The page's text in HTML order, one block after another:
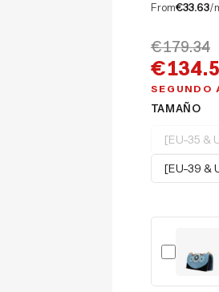
From€33.63/
€179.34
SEGUNDO
TAMAÑO
[EU-35 &
[EU-39 &